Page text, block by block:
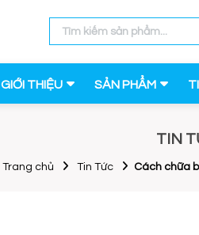
GIỚI THIỆU SẢN PHẨM
TIN
Trang chủ Tin Tức Cách chữa